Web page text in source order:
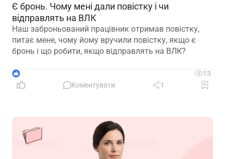
Є бронь. Чому мені дали повістку і чи
відправлять на ВЛК
Наш заброньований працівник отримав повістку,
питає мене, чому йому вручили повістку, якщо є
бронь і що робити, якщо відправлять на ВЛК?
1
13
Коментувати
1